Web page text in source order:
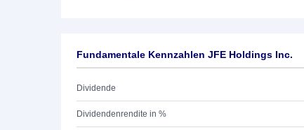
Fundamentale Kennzahlen JFE Holdings Inc.
Dividende
Dividendenrendite in %